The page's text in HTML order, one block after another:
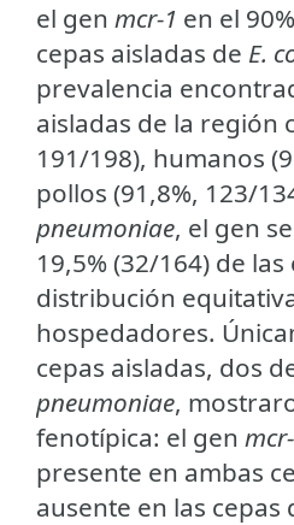
el gen mcr-1 en el
cepas aisladas de E.
prevalencia
aisladas de la región
191/198), humanos
pollos (91,8%, 123/
pneumoniae, el gen
19,5% (32/164) de
distribución
hospedadores.
cepas aisladas, dos
pneumoniae,
fenotípica: el gen
presente en ambas
ausente en las cepas